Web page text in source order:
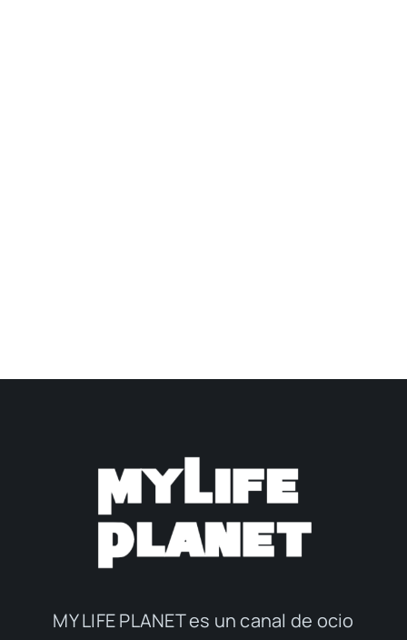
MY LIFE PLANET es un canal de ocio